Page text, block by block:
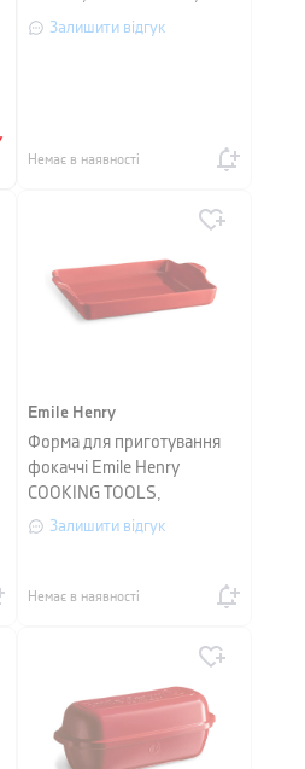
коричневий, 2 предмети
Залишити відгук
Немає в наявності
Emile Henry
Форма для приготування
фокаччі Emile Henry
COOKING TOOLS,
31,5х40,39х4,5 см,
Залишити відгук
Немає в наявності